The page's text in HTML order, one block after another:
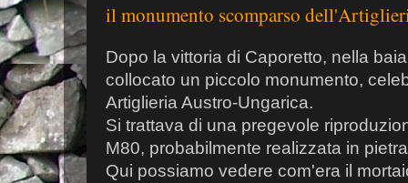
il monumento scomparso
Dopo la vittoria di Caporetto, nella
collocato un piccolo monumento,
Artiglieria Austro-Ungarica.
Si trattava di una pregevole
M80, probabilmente realizzata in
Qui possiamo vedere com'era il